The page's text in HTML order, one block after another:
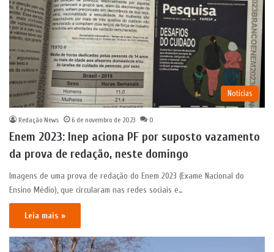
Notícias
Redação News 6 de novembro de 2023 0
Enem 2023: Inep aciona PF por suposto vazamento
da prova de redação, neste domingo
Imagens de uma prova de redação do Enem 2023 (Exame Nacional do
Ensino Médio), que circularam nas redes sociais e…
Leia mais »